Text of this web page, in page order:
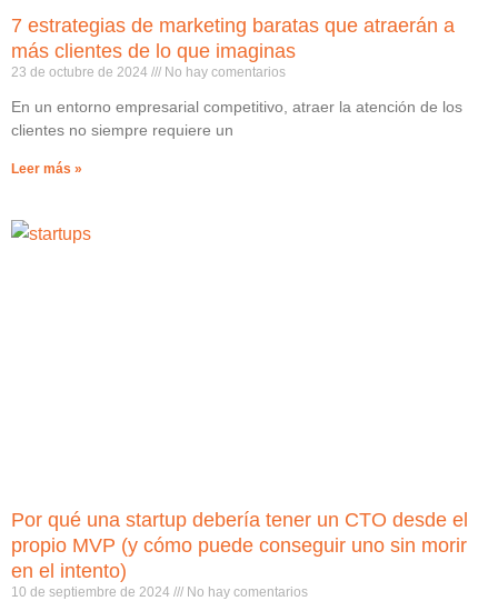
7 estrategias de marketing baratas que atraerán a
más clientes de lo que imaginas
23 de octubre de 2024 No hay comentarios
En un entorno empresarial competitivo, atraer la atención de los
clientes no siempre requiere un
Leer más »
Por qué una startup debería tener un CTO desde el
propio MVP (y cómo puede conseguir uno sin morir
en el intento)
10 de septiembre de 2024 No hay comentarios